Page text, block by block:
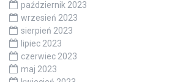
październik 2023
wrzesień 2023
sierpień 2023
lipiec 2023
czerwiec 2023
maj 2023